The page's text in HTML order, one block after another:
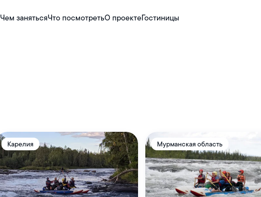
Чем занятьсяЧто посмотретьО проектеГостиницы
Карелия Мурманская область